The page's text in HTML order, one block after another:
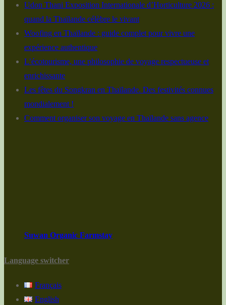
Udon Thani Exposition Internationale d’Horticulture 2026 :
quand la Thaïlande célèbre le vivant
Woofing en Thaïlande : guide complet pour vivre une
expérience authentique
L’écotourisme, une philosophie de voyage respectueuse et
enrichissante
Les fêtes du Songkran en Thaïlande. Des festivités connues
mondialement !
Comment organiser son voyage en Thaïlande sans agence
Suwan Organic Farmstay
Language switcher
Français
English